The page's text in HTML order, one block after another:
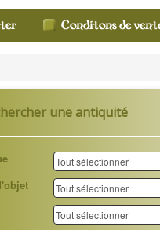
une antiquité